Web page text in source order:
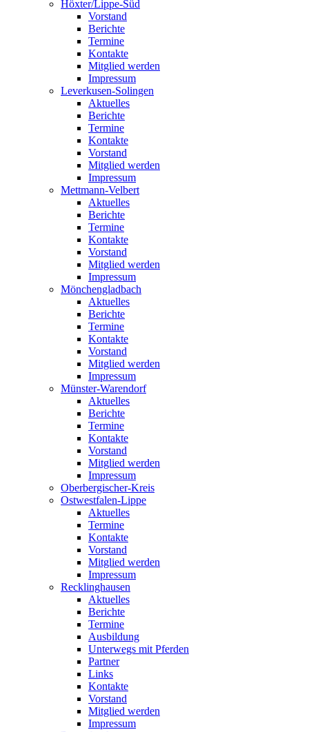
Höxter/Lippe-Süd
Vorstand
Berichte
Termine
Kontakte
Mitglied werden
Impressum
Leverkusen-Solingen
Aktuelles
Berichte
Termine
Kontakte
Vorstand
Mitglied werden
Impressum
Mettmann-Velbert
Aktuelles
Berichte
Termine
Kontakte
Vorstand
Mitglied werden
Impressum
Mönchengladbach
Aktuelles
Berichte
Termine
Kontakte
Vorstand
Mitglied werden
Impressum
Münster-Warendorf
Aktuelles
Berichte
Termine
Kontakte
Vorstand
Mitglied werden
Impressum
Oberbergischer-Kreis
Ostwestfalen-Lippe
Aktuelles
Termine
Kontakte
Vorstand
Mitglied werden
Impressum
Recklinghausen
Aktuelles
Berichte
Termine
Ausbildung
Unterwegs mit Pferden
Partner
Links
Kontakte
Vorstand
Mitglied werden
Impressum